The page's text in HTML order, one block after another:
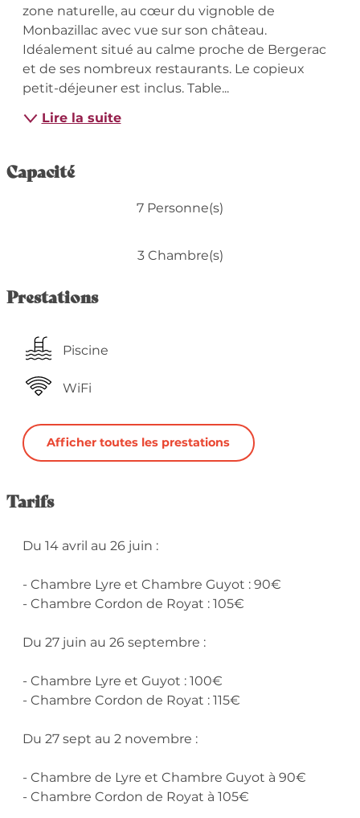
zone naturelle, au cœur du vignoble de
Monbazillac avec vue sur son château.
Idéalement situé au calme proche de Bergerac
et de ses nombreux restaurants. Le copieux
petit-déjeuner est inclus. Table...
Lire la suite
Capacité
7 Personne(s)
3 Chambre(s)
Prestations
Piscine
WiFi
Afficher toutes les prestations
Tarifs
Du 14 avril au 26 juin :
- Chambre Lyre et Chambre Guyot : 90€
- Chambre Cordon de Royat : 105€
Du 27 juin au 26 septembre :
- Chambre Lyre et Guyot : 100€
- Chambre Cordon de Royat : 115€
Du 27 sept au 2 novembre :
- Chambre de Lyre et Chambre Guyot à 90€
- Chambre Cordon de Royat à 105€